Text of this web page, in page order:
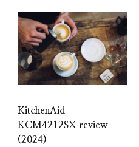
KitchenAid
KCM4212SX review
(2024)